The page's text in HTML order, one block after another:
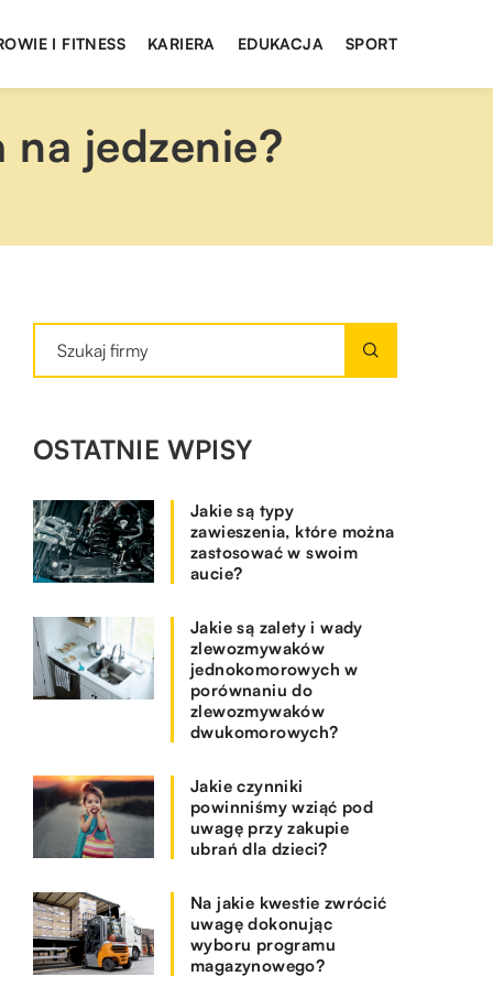
I FITNESS KARIERA EDUKACJA SPORT
na jedzenie?
OSTATNIE WPISY
Jakie są typy
zawieszenia, które można
zastosować w swoim
aucie?
Jakie są zalety i wady
zlewozmywaków
jednokomorowych w
porównaniu do
zlewozmywaków
dwukomorowych?
Jakie czynniki
powinniśmy wziąć pod
uwagę przy zakupie
ubrań dla dzieci?
Na jakie kwestie zwrócić
uwagę dokonując
wyboru programu
magazynowego?